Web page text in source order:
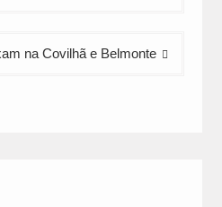
na Covilhã e Belmonte